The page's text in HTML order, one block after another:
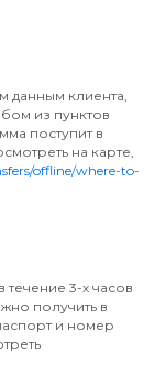
данным клиента,
из пунктов
поступит в
на карте,
offline/where-to-
3-х часов
получить в
и номер